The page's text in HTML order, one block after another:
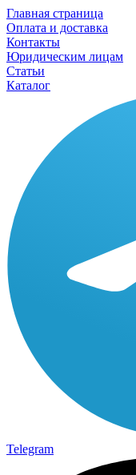
Главная страница
Оплата и доставка
Контакты
Юридическим лицам
Статьи
Каталог
Telegram